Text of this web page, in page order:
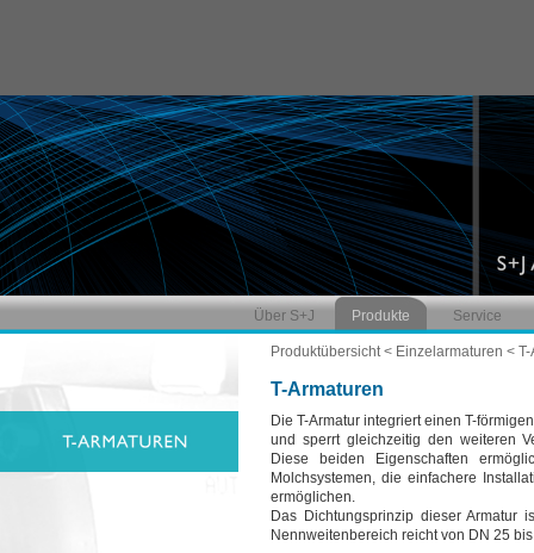
Über S+J Produkte Service
Produktübersicht< Einzelarmaturen <
T-Armaturen
Die T-Armatur integriert einen T-
und sperrt gleichzeitig den weiteren
Diese beiden Eigenschaften
Molchsystemen, die einfachere
ermöglichen.
Das Dichtungsprinzip dieser Armatur
Nennweitenbereich reicht von DN 25